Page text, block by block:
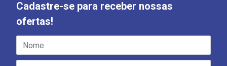
Cadastre-se para receber nossas
ofertas!